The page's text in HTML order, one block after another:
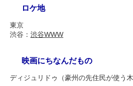
ロケ地
東京
渋谷： 渋谷WWW
映画にちなんだもの
ディジュリドゥ（豪州の先住民が使う木